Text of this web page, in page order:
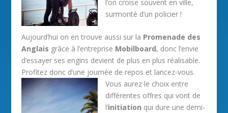
l’on croise souvent en ville,
surmonté d’un policier !
Aujourd’hui on en trouve aussi sur la Promenade des
Anglais grâce à l’entreprise Mobilboard, donc l’envie
d’essayer ses engins devient de plus en plus réalisable.
Profitez donc d’une journée de repos et lancez-vous.
Vous aurez le choix entre
différentes offres qui vont de
l’initiation qui dure une demi-